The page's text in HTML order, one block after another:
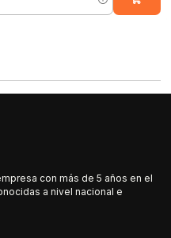
con más de 5 años en el
a nivel nacional e